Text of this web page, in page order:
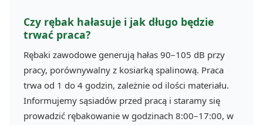
Czy rębak hałasuje i jak długo będzie
trwać praca?
Rębaki zawodowe generują hałas 90–105 dB przy
pracy, porównywalny z kosiarką spalinową. Praca
trwa od 1 do 4 godzin, zależnie od ilości materiału.
Informujemy sąsiadów przed pracą i staramy się
prowadzić rębakowanie w godzinach 8:00–17:00, w